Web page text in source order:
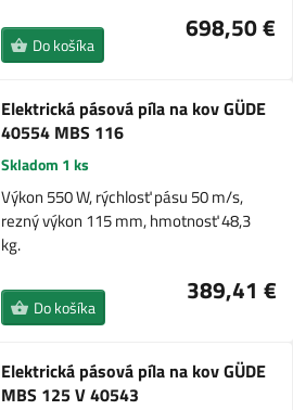
698,50 €
Do košíka
Elektrická pásová píla na kov GÜDE
40554 MBS 116
Skladom 1 ks
Výkon 550 W, rýchlosť pásu 50 m/s,
rezný výkon 115 mm, hmotnosť 48,3
kg.
389,41 €
Do košíka
Elektrická pásová píla na kov GÜDE
MBS 125 V 40543